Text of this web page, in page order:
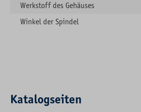
Werkstoff des Gehäuses
Winkel der Spindel
Katalogseiten